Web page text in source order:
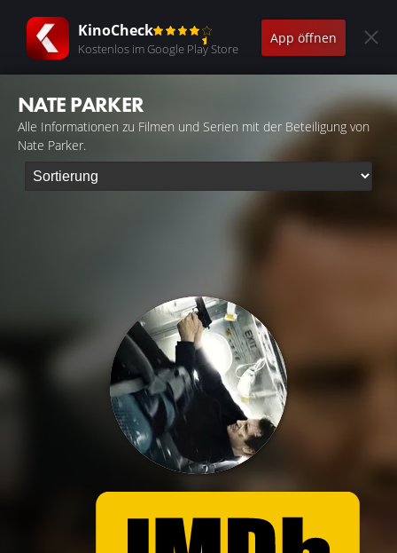
KinoCheck
Kostenlos im Google Play Store
App öffnen
NATE PARKER
Alle Informationen zu Filmen und Serien mit der Beteiligung von
Nate Parker.